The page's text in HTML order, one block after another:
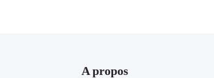
A propos